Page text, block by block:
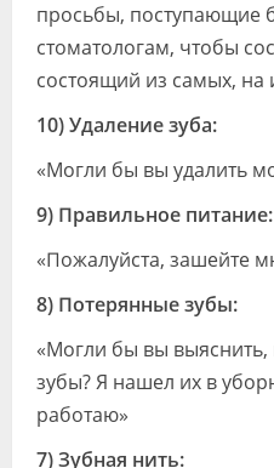
Лаборатории
просьбы, поступающие
стоматологам, чтобы
состоящий из самых, на
10) Удаление зуба:
«Могли бы вы удалить
9) Правильное питание:
«Пожалуйста, зашейте
8) Потерянные зубы:
«Могли бы вы выяснить,
зубы? Я нашел их в
работаю»
7) Зубная нить: